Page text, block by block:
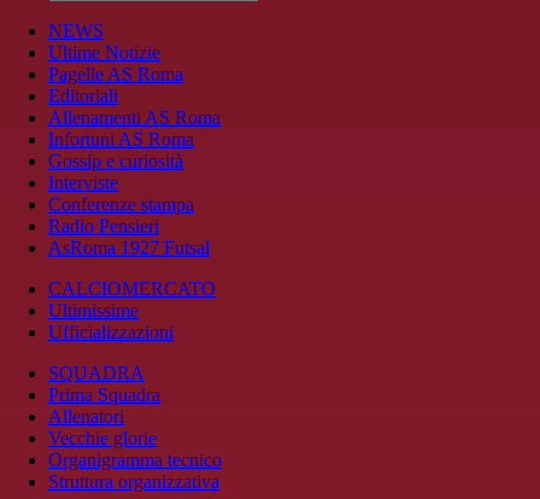
NEWS
Ultime Notizie
Pagelle AS Roma
Editoriali
Allenamenti AS Roma
Infortuni AS Roma
Gossip e curiosità
Interviste
Conferenze stampa
Radio Pensieri
AsRoma 1927 Futsal
CALCIOMERCATO
Ultimissime
Ufficializzazioni
SQUADRA
Prima Squadra
Allenatori
Vecchie glorie
Organigramma tecnico
Struttura organizzativa